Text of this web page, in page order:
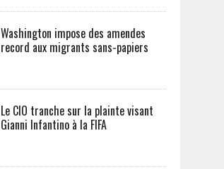
Washington impose des amendes
record aux migrants sans-papiers
Le CIO tranche sur la plainte visant
Gianni Infantino à la FIFA